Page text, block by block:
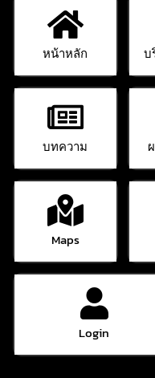
หน้าหลัก บ
บทความ
Maps
Login